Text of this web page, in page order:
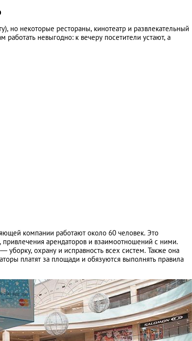
но некоторые рестораны, кинотеатр и развлекательный
невыгодно: к вечеру посетители устают, а
компании работают около 60 человек. Это
арендаторов и взаимоотношений с ними.
уборку, охрану и исправность всех систем. Также она
платят за площади и обязуются выполнять правила